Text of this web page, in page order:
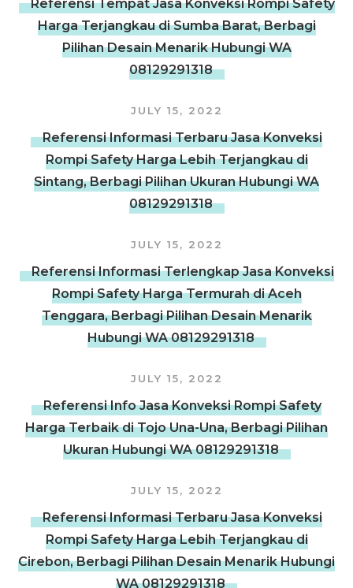
Referensi Tempat Jasa Konveksi Rompi Safety
Harga Terjangkau di Sumba Barat, Berbagi
Pilihan Desain Menarik Hubungi WA
08129291318
JULY 15, 2022
Referensi Informasi Terbaru Jasa Konveksi
Rompi Safety Harga Lebih Terjangkau di
Sintang, Berbagi Pilihan Ukuran Hubungi WA
08129291318
JULY 15, 2022
Referensi Informasi Terlengkap Jasa Konveksi
Rompi Safety Harga Termurah di Aceh
Tenggara, Berbagi Pilihan Desain Menarik
Hubungi WA 08129291318
JULY 15, 2022
Referensi Info Jasa Konveksi Rompi Safety
Harga Terbaik di Tojo Una-Una, Berbagi Pilihan
Ukuran Hubungi WA 08129291318
JULY 15, 2022
Referensi Informasi Terbaru Jasa Konveksi
Rompi Safety Harga Lebih Terjangkau di
Cirebon, Berbagi Pilihan Desain Menarik Hubungi
WA 08129291318